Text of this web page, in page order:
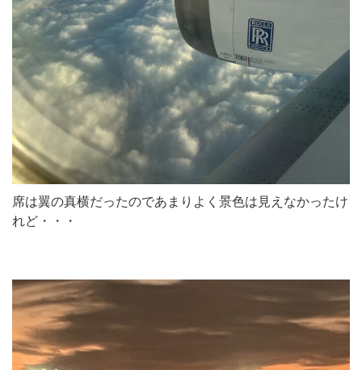
席は翼の真横だったのであまりよく景色は見えなかったけ
れど・・・